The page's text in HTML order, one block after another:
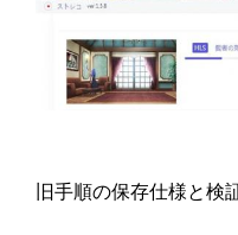
旧手順の保存仕様と検